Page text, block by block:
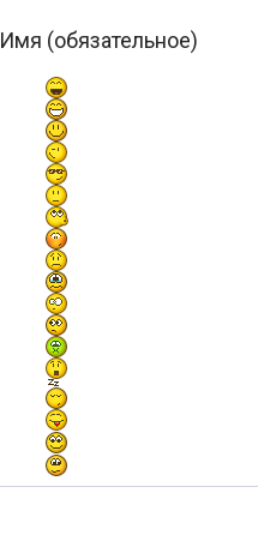
Имя (обязательное)